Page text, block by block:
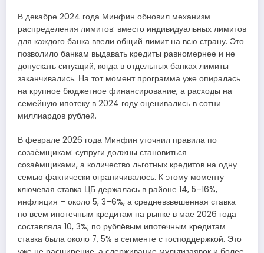
В декабре 2024 года Минфин обновил механизм
распределения лимитов: вместо индивидуальных лимитов
для каждого банка ввели общий лимит на всю страну. Это
позволило банкам выдавать кредиты равномернее и не
допускать ситуаций, когда в отдельных банках лимиты
заканчивались. На тот момент программа уже опиралась
на крупное бюджетное финансирование, а расходы на
семейную ипотеку в 2024 году оценивались в сотни
миллиардов рублей.
В феврале 2026 года Минфин уточнил правила по
созаёмщикам: супруги должны становиться
созаёмщиками, а количество льготных кредитов на одну
семью фактически ограничивалось. К этому моменту
ключевая ставка ЦБ держалась в районе 14, 5–16%,
инфляция – около 5, 3–6%, а средневзвешенная ставка
по всем ипотечным кредитам на рынке в мае 2026 года
составляла 10, 3%; по рублёвым ипотечным кредитам
ставка была около 7, 5% в сегменте с господдержкой. Это